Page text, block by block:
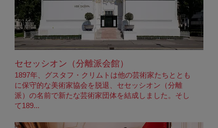
セセッシオン（分離派会館）
1897年、グスタフ・クリムトは他の芸術家たちととも
に保守的な美術家協会を脱退、セセッシオン（分離
派）の名前で新たな芸術家団体を結成しました。そし
て189...